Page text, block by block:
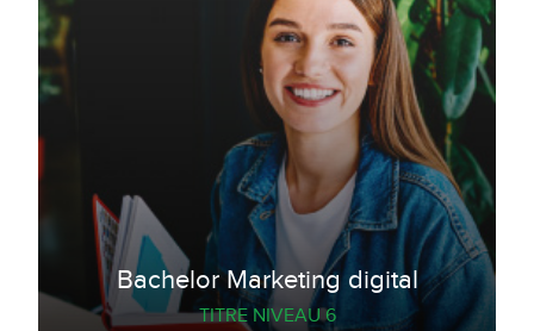
Bachelor Marketing digital
TITRE NIVEAU 6